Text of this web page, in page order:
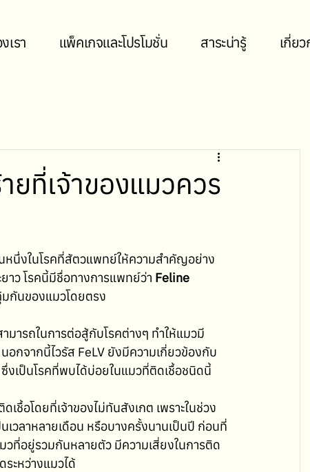
เรา แพ็คเกจและโปรโมชั่น สาระน่ารู้ เกี่ยว
ยที่เจ้าของแมวควร
นหนึ่งในโรคที่สัตวแพทย์ให้ความสำคัญอย่าง
าว โรคนี้มีชื่อทางการแพทย์ว่า Feline
กันของแมวโดยตรง
มารถในการต่อสู้กับโรคต่างๆ ทำให้แมวมี
อกจากนี้ไวรัส FeLV ยังมีความเกี่ยวข้องกับ
ซึ่งเป็นโรคที่พบได้บ่อยในแมวที่ติดเชื้อชนิดนี้
ชื้อโดยที่เจ้าของไม่ทันสังเกต เพราะในช่วง
เวลาหลายเดือน หรือบางครั้งนานเป็นปี ก่อนที่
วที่อยู่รวมกันหลายตัว มีความเสี่ยงในการติด
ะหว่างแมวได้